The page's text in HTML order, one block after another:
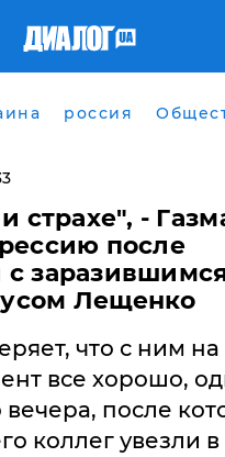
россия
страхе", -
после
с
Лещенко
что с ним на
все хорошо,
вечера, после
коллег увезли в